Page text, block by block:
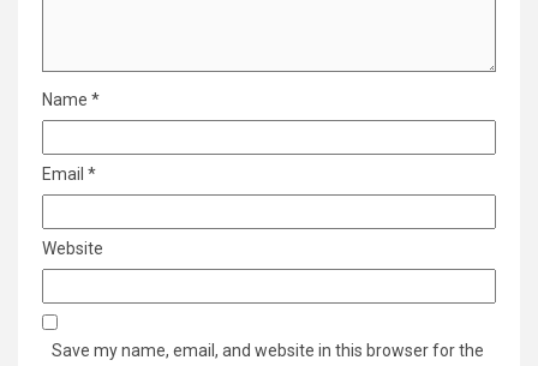
Name *
Email *
Website
Save my name, email, and website in this browser for the